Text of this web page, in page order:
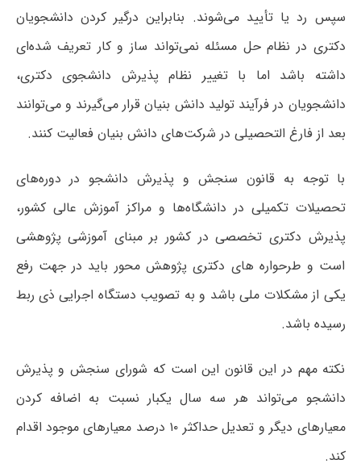
سپس رد یا تأیید می‌شوند. بنابراین درگیر کردن دانشجویان
دکتری در نظام حل مسئله نمی‌تواند ساز و کار تعریف شده‌ای
داشته باشد اما با تغییر نظام پذیرش دانشجوی دکتری،
دانشجویان در فرآیند تولید دانش بنیان قرار می‌گیرند و می‌توانند
بعد از فارغ التحصیلی در شرکت‌های دانش بنیان فعالیت کنند.
با توجه به قانون سنجش و پذیرش دانشجو در دوره‌های
تحصیلات تکمیلی در دانشگاه‌ها و مراکز آموزش عالی کشور،
پذیرش دکتری تخصصی در کشور بر مبنای آموزشی پژوهشی
است و طرحواره های دکتری پژوهش محور باید در جهت رفع
یکی از مشکلات ملی باشد و به تصویب دستگاه اجرایی ذی ربط
رسیده باشد.
نکته مهم در این قانون این است که شورای سنجش و پذیرش
دانشجو می‌تواند هر سه سال یکبار نسبت به اضافه کردن
معیارهای دیگر و تعدیل حداکثر ۱۰ درصد معیارهای موجود اقدام
کند.